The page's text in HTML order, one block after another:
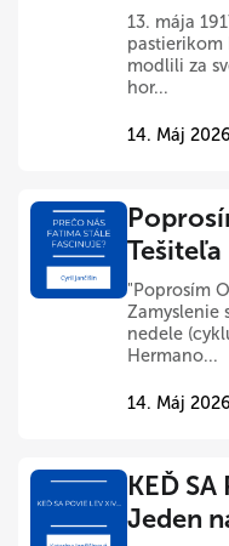
13. mája
pastierikom
modlili za
hor...
14. Máj
Tešiteľa
"Poprosím
Zamyslenie
nedele
Hermano...
14. Máj
KEĎ SA
Jeden